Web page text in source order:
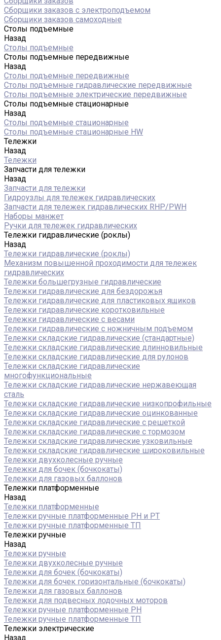
Сборщики заказов с электроподъемом
Сборщики заказов самоходные
Столы подъемные
Назад
Столы подъемные
Столы подъемные передвижные
Назад
Столы подъемные передвижные
Столы подъемные гидравлические передвижные
Столы подъемные электрические передвижные
Столы подъемные стационарные
Назад
Столы подъемные стационарные
Столы подъемные стационарные HW
Тележки
Назад
Тележки
Запчасти для тележки
Назад
Запчасти для тележки
Гидроузлы для тележек гидравлических
Запчасти для тележек гидравлических RHP/PWH
Наборы манжет
Ручки для тележек гидравлических
Тележки гидравлические (роклы)
Назад
Тележки гидравлические (роклы)
Механизм повышенной проходимости для тележек
гидравлических
Тележки большегрузные гидравлические
Тележки гидравлические для бездорожья
Тележки гидравлические для пластиковых ящиков
Тележки гидравлические коротковильные
Тележки гидравлические с весами
Тележки гидравлические с ножничным подъемом
Тележки складские гидравлические (стандартные)
Тележки складские гидравлические длинновильные
Тележки складские гидравлические для рулонов
Тележки складские гидравлические
многофункциональные
Тележки складские гидравлические нержавеющая
сталь
Тележки складские гидравлические низкопрофильные
Тележки складские гидравлические оцинкованные
Тележки складские гидравлические с решеткой
Тележки складские гидравлические с тормозом
Тележки складские гидравлические узковильные
Тележки складские гидравлические широковильные
Тележки двухколесные ручные
Тележки для бочек (бочкокаты)
Тележки для газовых баллонов
Тележки платформенные
Назад
Тележки платформенные
Тележки ручные платформенные PH и PT
Тележки ручные платформенные ТП
Тележки ручные
Назад
Тележки ручные
Тележки двухколесные ручные
Тележки для бочек (бочкокаты)
Тележки для бочек горизонтальные (бочкокаты)
Тележки для газовых баллонов
Тележки для подвесных лодочных моторов
Тележки ручные платформенные PH
Тележки ручные платформенные ТП
Тележки электрические
Назад